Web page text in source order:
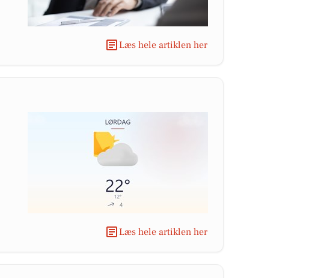
Læs hele artiklen her
Læs hele artiklen her